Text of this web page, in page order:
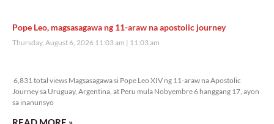
Pope Leo, magsasagawa ng 11-araw na apostolic journey
Thursday, August 6, 2026 11:03 am 11:03 am
6,831 total views Magsasagawa si Pope Leo XIV ng 11-araw na Apostolic
Journey sa Uruguay, Argentina, at Peru mula Nobyembre 6 hanggang 17, ayon
sa inanunsyo